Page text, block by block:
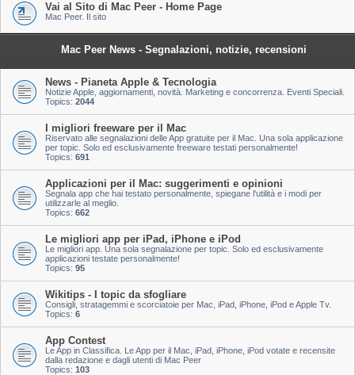
Vai al Sito di Mac Peer - Home Page
Mac Peer. Il sito
Mac Peer News - Segnalazioni, notizie, recensioni
News - Pianeta Apple & Tecnologia
Notizie Apple, aggiornamenti, novità. Marketing e concorrenza. Eventi Speciali.
Topics: 2044
I migliori freeware per il Mac
Riservato alle segnalazioni delle App gratuite per il Mac. Una sola applicazione
per topic. Solo ed esclusivamente freeware testati personalmente!
Topics: 691
Applicazioni per il Mac: suggerimenti e opinioni
Segnala app che hai testato personalmente, spiegane l'utilità e i modi per
utilizzarle al meglio.
Topics: 662
Le migliori app per iPad, iPhone e iPod
Le migliori app. Una sola segnalazione per topic. Solo ed esclusivamente
applicazioni testate personalmente!
Topics: 95
Wikitips - I topic da sfogliare
Consigli, stratagemmi e scorciatoie per Mac, iPad, iPhone, iPod e Apple Tv.
Topics: 6
App Contest
Le App in Classifica. Le App per il Mac, iPad, iPhone, iPod votate e recensite
dalla redazione e dagli utenti di Mac Peer
Topics: 103